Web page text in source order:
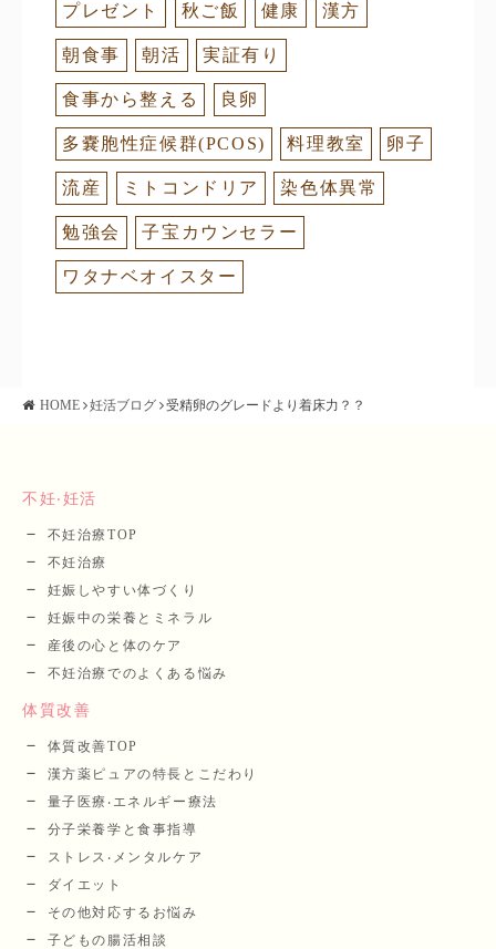
プレゼント 秋ご飯 健康 漢方
朝食事 朝活 実証有り
食事から整える 良卵
多嚢胞性症候群(PCOS) 料理教室 卵子
流産 ミトコンドリア 染色体異常
勉強会 子宝カウンセラー
ワタナベオイスター
HOME 妊活ブログ 受精卵のグレードより着床力？？
不妊‧妊活
不妊治療TOP
不妊治療
妊娠しやすい体づくり
妊娠中の栄養とミネラル
産後の⼼と体のケア
不妊治療でのよくある悩み
体質改善
体質改善TOP
漢⽅薬ピュアの特長とこだわり
量⼦医療‧エネルギー療法
分⼦栄養学と⾷事指導
ストレス‧メンタルケア
ダイエット
その他対応するお悩み
子どもの腸活相談